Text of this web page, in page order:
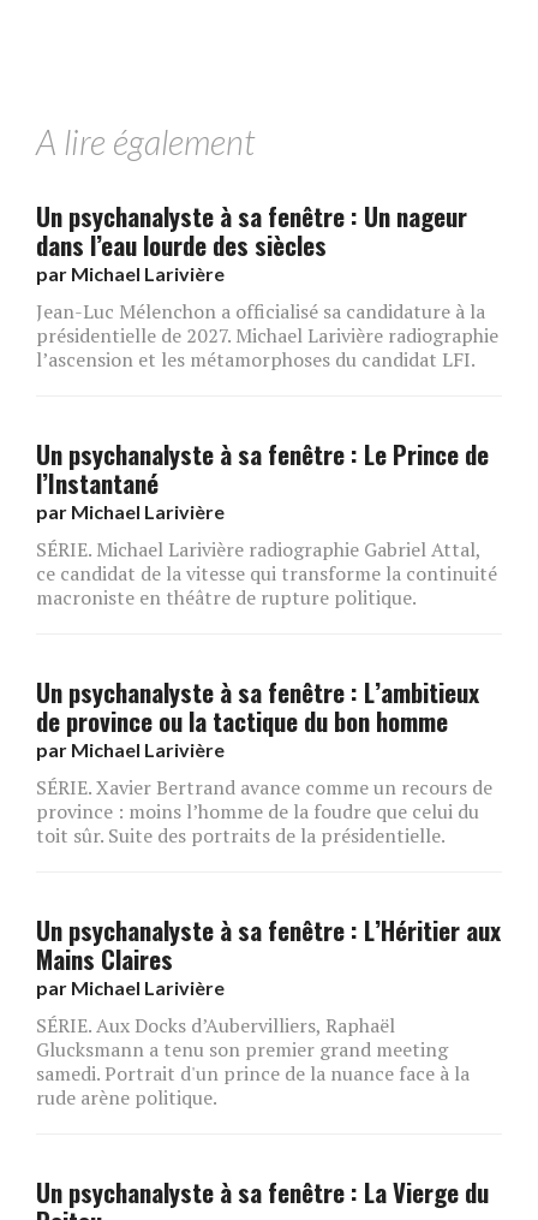
A lire également
Un psychanalyste à sa fenêtre : Un nageur
dans l’eau lourde des siècles
par Michael Larivière
Jean-Luc Mélenchon a officialisé sa candidature à la
présidentielle de 2027. Michael Larivière radiographie
l’ascension et les métamorphoses du candidat LFI.
Un psychanalyste à sa fenêtre : Le Prince de
l’Instantané
par Michael Larivière
SÉRIE. Michael Larivière radiographie Gabriel Attal,
ce candidat de la vitesse qui transforme la continuité
macroniste en théâtre de rupture politique.
Un psychanalyste à sa fenêtre : L’ambitieux
de province ou la tactique du bon homme
par Michael Larivière
SÉRIE. Xavier Bertrand avance comme un recours de
province : moins l’homme de la foudre que celui du
toit sûr. Suite des portraits de la présidentielle.
Un psychanalyste à sa fenêtre : L’Héritier aux
Mains Claires
par Michael Larivière
SÉRIE. Aux Docks d’Aubervilliers, Raphaël
Glucksmann a tenu son premier grand meeting
samedi. Portrait d'un prince de la nuance face à la
rude arène politique.
Un psychanalyste à sa fenêtre : La Vierge du